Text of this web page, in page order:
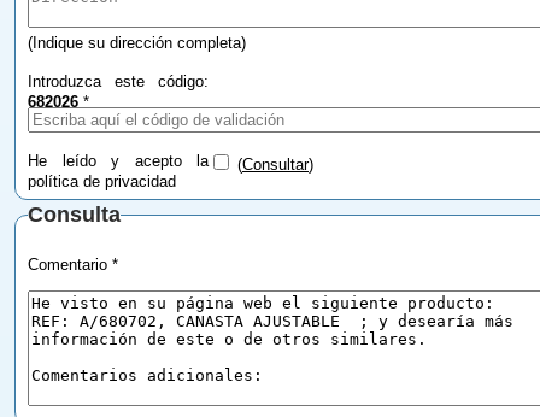
(Indique su dirección completa)
Introduzca este código:
682026 *
He leído y acepto la
política de privacidad
(Consultar)
Consulta
Comentario *